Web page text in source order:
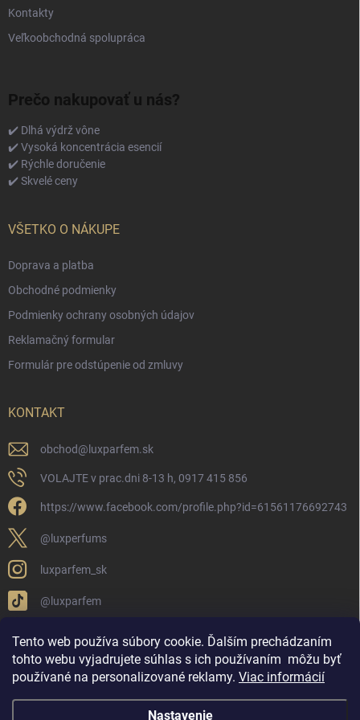
Tento web používa súbory cookie. Ďalším prechádzaním
tohto webu vyjadrujete súhlas s ich používaním môžu byť
používané na personalizované reklamy. Viac informácií
Nastavenie
Kontakty
Veľkoobchodná spolupráca
Prečo nakupovať u nás?
✔️ Dlhá výdrž vône
✔️ Vysoká koncentrácia esencií
✔️ Rýchle doručenie
✔️ Skvelé ceny
VŠETKO O NÁKUPE
Doprava a platba
Obchodné podmienky
Podmienky ochrany osobných údajov
Reklamačný formular
Formulár pre odstúpenie od zmluvy
KONTAKT
obchod@luxparfem.sk
VOLAJTE v prac.dni 8-13 h, 0917 415 856
https://www.facebook.com/profile.php?id=61561176692743
@luxperfums
luxparfem_sk
@luxparfem
LUX PARFÉM NOVÁKY
Lux Parfém Skupina na FB
Lux Parfum - Česká Republika
Lux Parfumok - Hungary